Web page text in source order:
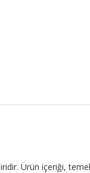
Ürün içeriği,